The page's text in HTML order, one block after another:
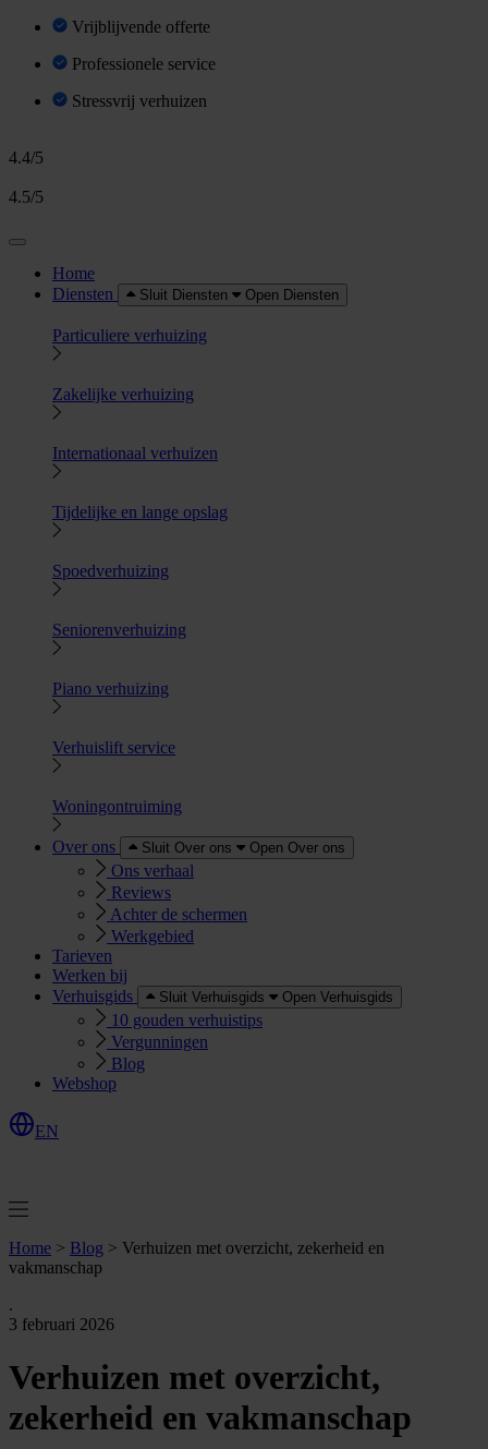
Vrijblijvende offerte
Professionele service
Stressvrij verhuizen
4.4/5
4.5/5
Home
Diensten
Sluit Diensten Open Diensten
Particuliere verhuizing
Zakelijke verhuizing
Internationaal verhuizen
Tijdelijke en lange opslag
Spoedverhuizing
Seniorenverhuizing
Piano verhuizing
Verhuislift service
Woningontruiming
Over ons Sluit Over ons Open Over ons
Ons verhaal
Reviews
Achter de schermen
Werkgebied
Tarieven
Werken bij
Verhuisgids
Sluit Verhuisgids Open Verhuisgids
10 gouden verhuistips
Vergunningen
Blog
Webshop
EN
Home > Blog > Verhuizen met overzicht, zekerheid en
vakmanschap
.
3 februari 2026
Verhuizen met overzicht,
zekerheid en vakmanschap